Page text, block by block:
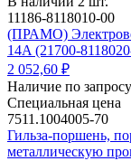
11186-8118010-00
(ПРАМО)
14A (21700-
2 052,60 ₽
Наличие по запросу
Специальная цена
7511.1004005-70
Гильза-поршень,
металлическую